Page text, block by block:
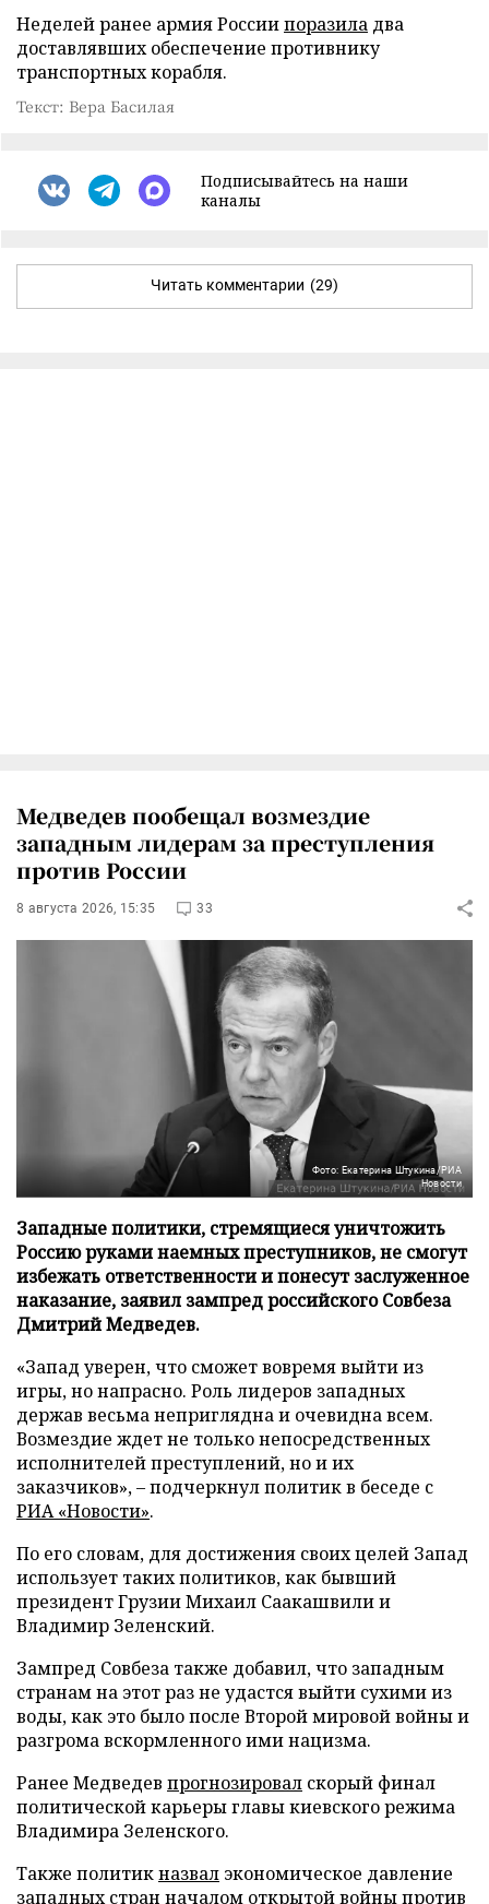
Неделей ранее армия Россиипоразила два
доставлявших обеспечение противнику
транспортных корабля.
Текст: Вера Басилая
Подписывайтесь на наши
каналы
Читать комментарии (29)
Медведев пообещал возмездие
западным лидерам за преступления
против России
8 августа 2026, 15:35 33
Фото: Екатерина Штукина/РИА
Новости
Западные политики, стремящиеся уничтожить
Россию руками наемных преступников, не смогут
избежать ответственности и понесут заслуженное
наказание, заявил зампред российского Совбеза
Дмитрий Медведев.
«Запад уверен, что сможет вовремя выйти из
игры, но напрасно. Роль лидеров западных
держав весьма неприглядна и очевидна всем.
Возмездие ждет не только непосредственных
исполнителей преступлений, но и их
заказчиков», – подчеркнул политик в беседе с
РИА «Новости».
По его словам, для достижения своих целей Запад
использует таких политиков, как бывший
президент Грузии Михаил Саакашвили и
Владимир Зеленский.
Зампред Совбеза также добавил, что западным
странам на этот раз не удастся выйти сухими из
воды, как это было после Второй мировой войны и
разгрома вскормленного ими нацизма.
Ранее Медведев прогнозировал скорый финал
политической карьеры главы киевского режима
Владимира Зеленского.
Также политикназвал экономическое давление
западных стран началом открытой войны против